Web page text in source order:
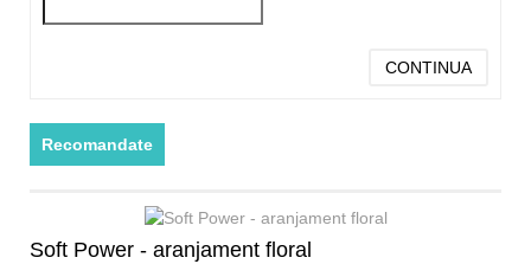
CONTINUA
Recomandate
Soft Power - aranjament floral